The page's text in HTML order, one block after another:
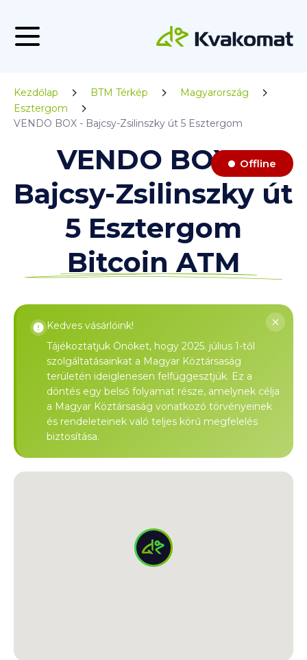
Kezdőlap BTM Térkép
Magyarország
Esztergom
VENDO BOX - Bajcsy-Zsilinszky út 5 Esztergom
VENDO BOX -
Bajcsy-Zsilinszky út
5 Esztergom
Bitcoin ATM
Offline
Kedves vásárlóink!
Tájékoztatjuk Önöket, hogy 2025. július 1-től
szolgáltatásainkat a Magyar Köztársaság
területén ideiglenesen felfüggesztjük. Ez a
döntés egy belső folyamat része, amelynek célja
a Magyar Köztársaság vonatkozó törvényeinek
és rendeleteinek való teljes körű megfelelés
biztosítása.